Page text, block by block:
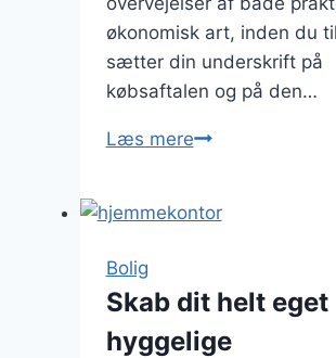
økonomisk art, inden du
sætter din underskrift på
købsaftalen og på den…
Læs mereKøb
husk
Bolig
Skab dit helt eget
hyggelige